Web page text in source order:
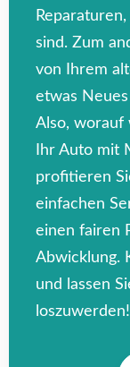
sind. Zum
von Ihrem
etwas
Also, worauf
Ihr Auto mit
profitieren
einfachen
einen fairen
Abwicklung.
und lassen
loszuwerden!